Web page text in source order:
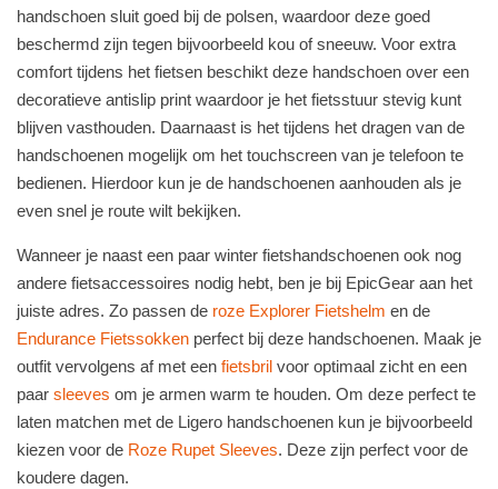
handschoen sluit goed bij de polsen, waardoor deze goed
beschermd zijn tegen bijvoorbeeld kou of sneeuw. Voor extra
comfort tijdens het fietsen beschikt deze handschoen over een
decoratieve antislip print waardoor je het fietsstuur stevig kunt
blijven vasthouden. Daarnaast is het tijdens het dragen van de
handschoenen mogelijk om het touchscreen van je telefoon te
bedienen. Hierdoor kun je de handschoenen aanhouden als je
even snel je route wilt bekijken.
Wanneer je naast een paar winter fietshandschoenen ook nog
andere fietsaccessoires nodig hebt, ben je bij EpicGear aan het
juiste adres. Zo passen de roze Explorer Fietshelm en de
Endurance Fietssokken perfect bij deze handschoenen. Maak je
outfit vervolgens af met een fietsbril voor optimaal zicht en een
paar sleeves om je armen warm te houden. Om deze perfect te
laten matchen met de Ligero handschoenen kun je bijvoorbeeld
kiezen voor de Roze Rupet Sleeves. Deze zijn perfect voor de
koudere dagen.